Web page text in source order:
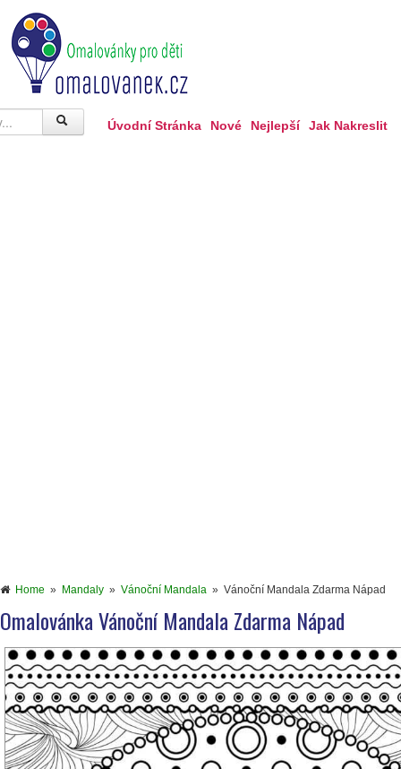
Úvodní Stránka Nové Nejlepší Jak Nakreslit
Home » Mandaly » Vánoční Mandala » Vánoční Mandala Zdarma Nápad
Omalovánka Vánoční Mandala Zdarma Nápad